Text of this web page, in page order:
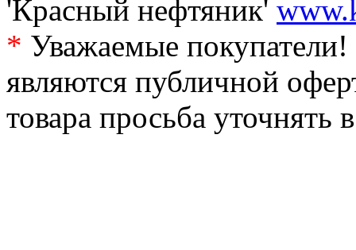
'Красный нефтяник'
* Уважаемые
являются публичной
товара просьба уточнять